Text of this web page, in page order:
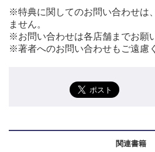
※特典に関してのお問い合わせは
ません。
※お問い合わせは各店舗までお願
※著者へのお問い合わせもご遠慮
関連書籍